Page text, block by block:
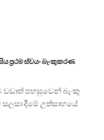
ප්‍රථම ස්වයං බැංකුකරණ
වඩාත් පහසුවෙන් බැංකු
දීමේ උත්සාහයේ